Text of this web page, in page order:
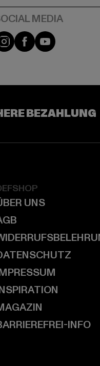
Instagram
FacebookYouTube
BEZAHLUNG
UNS
INFO